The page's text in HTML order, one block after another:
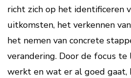
richt zich op het identificeren
uitkomsten, het verkennen
het nemen van concrete
verandering. Door de focus
werkt en wat er al goed gaat,